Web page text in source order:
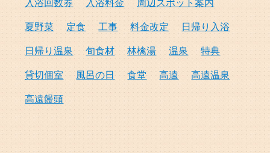
夏野菜
定食 工事 料金改定
日帰り入浴
日帰り温泉
旬食材 林檎湯 温泉
特典
貸切個室
風呂の日 食堂 高遠
高遠温泉
高遠饅頭